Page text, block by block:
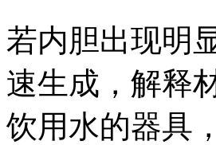
若内胆出现明
速生成，解释
饮用水的器具